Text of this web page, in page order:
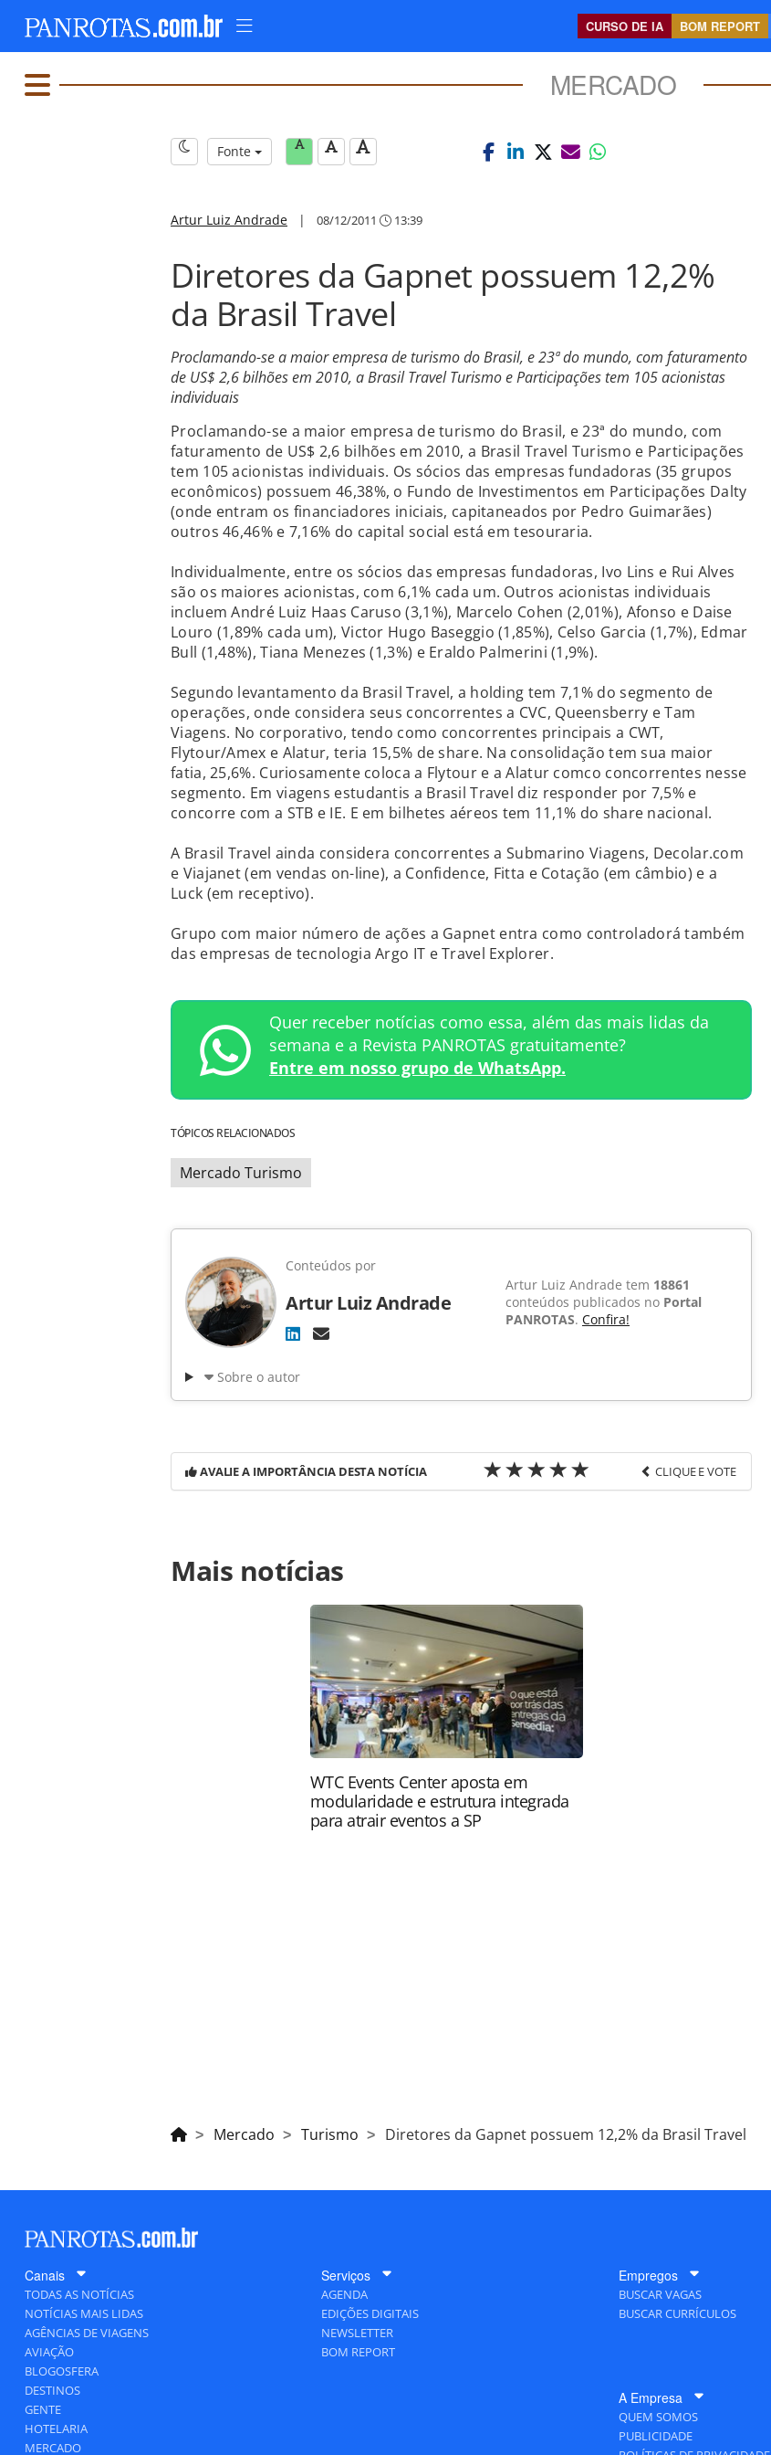
CURSO DE IA BOM REPORT
MERCADO
Fonte
Artur Luiz Andrade | 08/12/2011 13:39
Diretores da Gapnet possuem 12,2%
da Brasil Travel
Proclamando-se a maior empresa de turismo do Brasil, e 23ª do mundo, com faturamento
de US$ 2,6 bilhões em 2010, a Brasil Travel Turismo e Participações tem 105 acionistas
individuais
Proclamando-se a maior empresa de turismo do Brasil, e 23ª do mundo, com
faturamento de US$ 2,6 bilhões em 2010, a Brasil Travel Turismo e Participações
tem 105 acionistas individuais. Os sócios das empresas fundadoras (35 grupos
econômicos) possuem 46,38%, o Fundo de Investimentos em Participações Dalty
(onde entram os financiadores iniciais, capitaneados por Pedro Guimarães)
outros 46,46% e 7,16% do capital social está em tesouraria.
Individualmente, entre os sócios das empresas fundadoras, Ivo Lins e Rui Alves
são os maiores acionistas, com 6,1% cada um. Outros acionistas individuais
incluem André Luiz Haas Caruso (3,1%), Marcelo Cohen (2,01%), Afonso e Daise
Louro (1,89% cada um), Victor Hugo Baseggio (1,85%), Celso Garcia (1,7%), Edmar
Bull (1,48%), Tiana Menezes (1,3%) e Eraldo Palmerini (1,9%).
Segundo levantamento da Brasil Travel, a holding tem 7,1% do segmento de
operações, onde considera seus concorrentes a CVC, Queensberry e Tam
Viagens. No corporativo, tendo como concorrentes principais a CWT,
Flytour/Amex e Alatur, teria 15,5% de share. Na consolidação tem sua maior
fatia, 25,6%. Curiosamente coloca a Flytour e a Alatur comco concorrentes nesse
segmento. Em viagens estudantis a Brasil Travel diz responder por 7,5% e
concorre com a STB e IE. E em bilhetes aéreos tem 11,1% do share nacional.
A Brasil Travel ainda considera concorrentes a Submarino Viagens, Decolar.com
e Viajanet (em vendas on-line), a Confidence, Fitta e Cotação (em câmbio) e a
Luck (em receptivo).
Grupo com maior número de ações a Gapnet entra como controladorá também
das empresas de tecnologia Argo IT e Travel Explorer.
Quer receber notícias como essa, além das mais lidas da
semana e a Revista PANROTAS gratuitamente?
Entre em nosso grupo de WhatsApp.
TÓPICOS RELACIONADOS
Mercado Turismo
Conteúdos por
Artur Luiz Andrade
Artur Luiz Andrade tem 18861
conteúdos publicados no Portal
PANROTAS. Confira!
Sobre o autor
AVALIE A IMPORTÂNCIA DESTA NOTÍCIA CLIQUE E VOTE
https://www.panrotas.com.br/noticia-turismo/mercado/2011/12/diretores-da-gapnet-
possuem-122-da-brasil-travel_73832.html ou as ferramentas oferecidas na página. Todo
o conteúdo produzido pela PANROTAS Editora é protegido pela legislação brasileira
sobre direito autoral. Não reproduza o conteúdo sem autorização da PANROTAS
Editora (copyright@panrotas.com.br).
Mais notícias
WTC Events Center aposta em
modularidade e estrutura integrada
para atrair eventos a SP
Mercado Turismo Diretores da Gapnet possuem 12,2% da Brasil Travel
Canais
TODAS AS NOTÍCIAS
NOTÍCIAS MAIS LIDAS
AGÊNCIAS DE VIAGENS
AVIAÇÃO
BLOGOSFERA
DESTINOS
GENTE
HOTELARIA
MERCADO
Serviços
AGENDA
EDIÇÕES DIGITAIS
NEWSLETTER
BOM REPORT
Empregos
BUSCAR VAGAS
BUSCAR CURRÍCULOS
A Empresa
QUEM SOMOS
PUBLICIDADE